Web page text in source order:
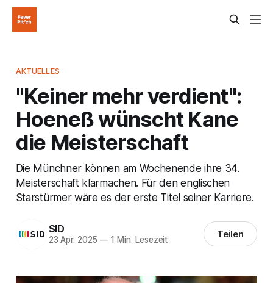
AKTUELLES
"Keiner mehr verdient":
Hoeneß wünscht Kane
die Meisterschaft
Die Münchner können am Wochenende ihre 34.
Meisterschaft klarmachen. Für den englischen
Starstürmer wäre es der erste Titel seiner Karriere.
SID
23 Apr. 2025 —1 Min. Lesezeit Teilen